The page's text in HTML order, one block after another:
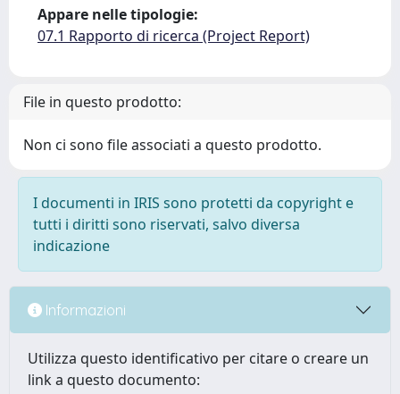
Appare nelle tipologie:
07.1 Rapporto di ricerca (Project Report)
File in questo prodotto:
Non ci sono file associati a questo prodotto.
I documenti in IRIS sono protetti da copyright e
tutti i diritti sono riservati, salvo diversa
indicazione
Informazioni
Utilizza questo identificativo per citare o creare un
link a questo documento: